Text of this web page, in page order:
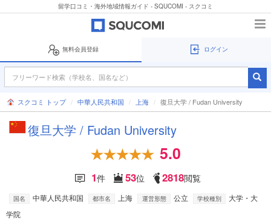
留学口コミ・海外地域情報ガイド - SQUCOMI - スクコミ
無料会員登録 ログイン
スクコミ トップ 中華人民共和国 上海 復旦大学 / Fudan University
復旦大学 / Fudan University
5.0
1件 53位 2818閲覧
国名 中華人民共和国 都市名 上海 運営形態 公立 学校種別
大学・大
学院